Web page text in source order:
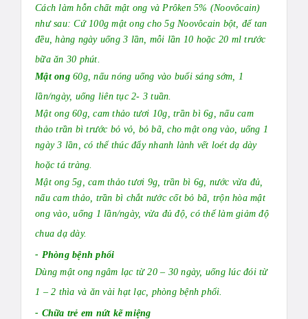
Cách làm hỗn chất mật ong và Prôken 5% (Noovôcain)
như sau: Cứ 100g mật ong cho 5g Noovôcain bột, để tan
đều, hàng ngày uống 3 lần, mỗi lần 10 hoặc 20 ml trước
bữa ăn 30 phút.
Mật ong60g, nấu nóng uống vào buổi sáng sớm, 1
lần/ngày, uống liên tục 2- 3 tuần.
Mật ong 60g, cam thảo tươi 10g, trần bì 6g, nấu cam
thảo trần bì trước bỏ vỏ, bỏ bã, cho mật ong vào, uống 1
ngày 3 lần, có thể thúc đẩy nhanh lành vết loét dạ dày
hoặc tá tràng.
Mật ong 5g, cam thảo tươi 9g, trần bì 6g, nước vừa đủ,
nấu cam thảo, trần bì chắt nước cốt bỏ bã, trộn hòa mật
ong vào, uống 1 lần/ngày, vừa đủ độ, có thể làm giảm độ
chua dạ dày.
- Phòng bệnh phổi
Dùng mật ong ngâm lạc từ 20 – 30 ngày, uống lúc đói từ
1 – 2 thìa và ăn vài hạt lạc, phòng bệnh phổi.
- Chữa trẻ em nứt kẽ miệng